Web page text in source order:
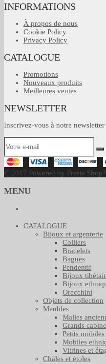
INFORMATIONS
À propos de nous
Cookie Policy
Privacy Policy
CATALOGUE
Promotions
Nouveaux produits
Meilleures ventes
NEWSLETTER
Inscrivez-vous à notre newsletter
© 2017 Powered by Presta
MENU
CATALOGUE
Bijoux et argenterie
Colliers
Bracelets
Bagues
Pendentif
Bijoux
Bijoux
Orecchini
Objets de collection
Meubles
Malles
Grands
Petits mobiles
Mobiles
Vitrines et
Châles et étoles